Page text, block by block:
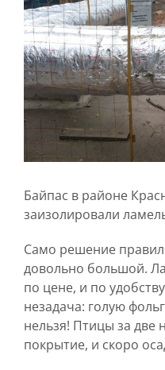
Байпас в районе
заизолировали
Само решение
довольно большой.
по цене, и по
незадача: голую
нельзя! Птицы за две
покрытие, и скоро